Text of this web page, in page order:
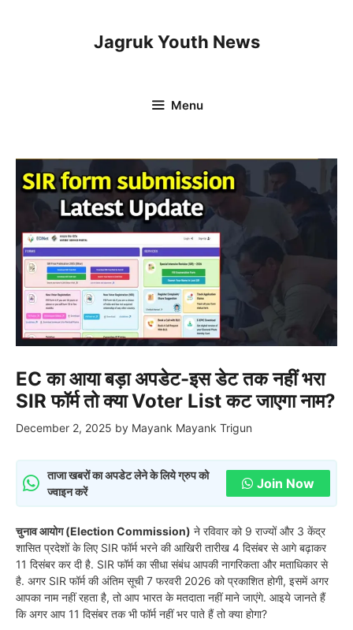
Jagruk Youth News
Menu
EC का आया बड़ा अपडेट-इस डेट तक नहीं भरा
SIR फॉर्म तो क्‍या Voter List कट जाएगा नाम?
December 2, 2025 by Mayank Mayank Trigun
ताजा खबरों का अपडेट लेने के लिये ग्रुप को
ज्वाइन करें
Join Now
चुनाव आयोग (Election Commission) ने रव‍िवार को 9 राज्‍यों और 3 केंद्र
शास‍ित प्रदेशों के ल‍िए SIR फॉर्म भरने की आख‍िरी तारीख 4 द‍िसंबर से आगे बढ़ाकर
11 द‍िसंबर कर दी है. SIR फॉर्म का सीधा संबंध आपकी नागरिकता और मताधिकार से
है. अगर SIR फॉर्म की अंतिम सूची 7 फरवरी 2026 को प्रकाशित होगी, इसमें अगर
आपका नाम नहीं रहता है, तो आप भारत के मतदाता नहीं माने जाएंगे. आइये जानते हैं
क‍ि अगर आप 11 द‍िसंबर तक भी फॉर्म नहीं भर पाते हैं तो क्‍या होगा?